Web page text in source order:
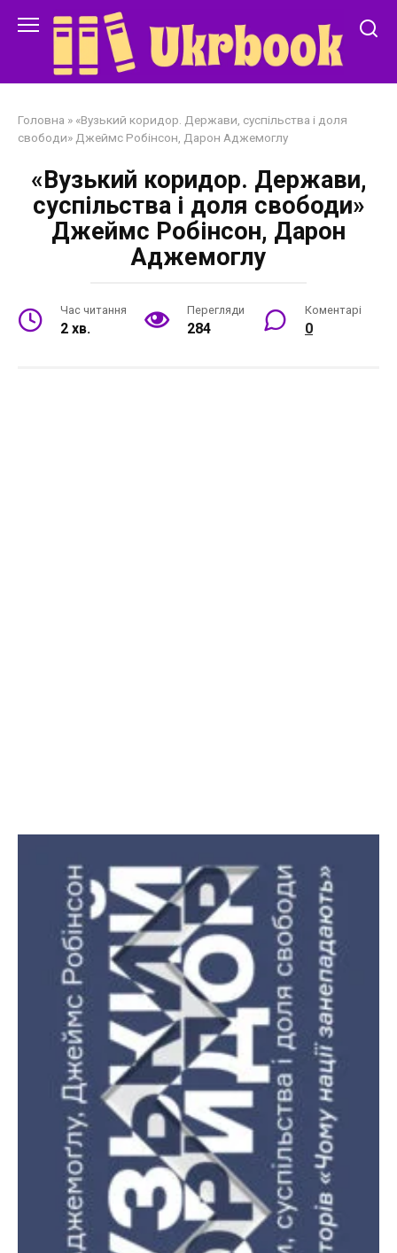
Головна » «Вузький коридор. Держави, суспільства і доля
свободи» Джеймс Робінсон, Дарон Аджемоглу
«Вузький коридор. Держави,
суспільства і доля свободи»
Джеймс Робінсон, Дарон
Аджемоглу
Час читання
2 хв.
Перегляди
284
Коментарі
0